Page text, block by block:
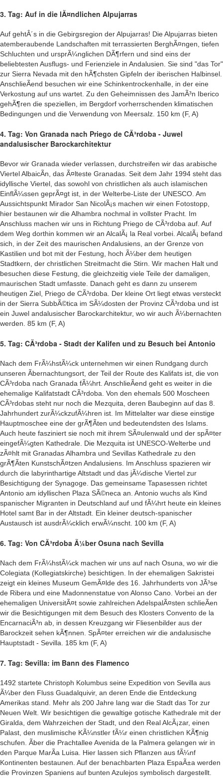
3. Tag: Auf in die lÃ¤ndlichen Alpujarras
Auf gehtÂ´s in die Gebirgsregion der Alpujarras! Die Alpujarras bieten
atemberaubende Landschaften mit terrassierten BerghÃ¤ngen, tiefen
Schluchten und ursprÃ¼nglichen DÃ¶rfern und sind eins der
beliebtesten Ausflugs- und Ferienziele in Andalusien. Sie sind "das Tor"
zur Sierra Nevada mit den hÃ¶chsten Gipfeln der iberischen Halbinsel.
AnschlieÃend besuchen wir eine Schinkentrockenhalle, in der eine
Verkostung auf uns wartet. Zu den Geheimnissen des JamÃ³n Iberico
gehÃ¶ren die speziellen, im Bergdorf vorherrschenden klimatischen
Bedingungen und die Verwendung von Meersalz. 150 km (F, A)
4. Tag: Von Granada nach Priego de CÃ³rdoba - Juwel
andalusischer Barockarchitektur
Bevor wir Granada wieder verlassen, durchstreifen wir das arabische
Viertel AlbaicÃ­n, das Ã¤lteste Granadas. Seit dem Jahr 1994 steht das
idyllische Viertel, das sowohl von christlichen als auch islamischen
EinflÃ¼ssen geprÃ¤gt ist, in der Welterbe-Liste der UNESCO. Am
Aussichtspunkt Mirador San NicolÃ¡s machen wir einen Fotostopp,
hier bestaunen wir die Alhambra nochmal in vollster Pracht. Im
Anschluss machen wir uns in Richtung Priego de CÃ³rdoba auf. Auf
dem Weg dorthin kommen wir an AlcalÃ¡ la Real vorbei. AlcalÃ¡ befand
sich, in der Zeit des maurischen Andalusiens, an der Grenze von
Kastilien und bot mit der Festung, hoch Ã¼ber dem heutigen
Stadtkern, der christlichen Streitmacht die Stirn. Wir machen Halt und
besuchen diese Festung, die gleichzeitig viele Teile der damaligen,
maurischen Stadt umfasste. Danach geht es dann zu unserem
heutigen Ziel, Priego de CÃ³rdoba. Der kleine Ort liegt etwas versteckt
in der Sierra SubbÃ©tica im SÃ¼dosten der Provinz CÃ³rdoba und ist
ein Juwel andalusischer Barockarchitektur, wo wir auch Ã¼bernachten
werden. 85 km (F, A)
5. Tag: CÃ³rdoba - Stadt der Kalifen und zu Besuch bei Antonio
Nach dem FrÃ¼hstÃ¼ck unternehmen wir einen Rundgang durch
unseren Ãbernachtungsort, der Teil der Route des Kalifats ist, die von
CÃ³rdoba nach Granada fÃ¼hrt. AnschlieÃend geht es weiter in die
ehemalige Kalifatstadt CÃ³rdoba. Von den ehemals 500 Moscheen
CÃ³rdobas steht nur noch die Mezquita, deren Baubeginn auf das 8.
Jahrhundert zurÃ¼ckzufÃ¼hren ist. Im Mittelalter war diese einstige
Hauptmoschee eine der grÃ¶Ãten und bedeutendsten des Islams.
Auch heute fasziniert sie noch mit ihrem SÃ¤ulenwald und der spÃ¤ter
eingefÃ¼gten Kathedrale. Die Mezquita ist UNESCO-Welterbe und
zÃ¤hlt mit Granadas Alhambra und Sevillas Kathedrale zu den
grÃ¶Ãten KunstschÃ¤tzen Andalusiens. Im Anschluss spazieren wir
durch die labyrinthartige Altstadt und das jÃ¼dische Viertel zur
Besichtigung der Synagoge. Das gemeinsame Tapasessen richtet
Antonio am idyllischen Plaza SÃ©neca an. Antonio wuchs als Kind
spanischer Migranten in Deutschland auf und fÃ¼hrt heute ein kleines
Hotel samt Bar in der Altstadt. Ein kleiner deutsch-spanischer
Austausch ist ausdrÃ¼cklich erwÃ¼nscht. 100 km (F, A)
6. Tag: Von CÃ³rdoba Ã¼ber Osuna nach Sevilla
Nach dem FrÃ¼hstÃ¼ck machen wir uns auf nach Osuna, wo wir die
Colegiata (Kollegiatskirche) besichtigen. In der ehemaligen Sakristei
zeigt ein kleines Museum GemÃ¤lde des 16. Jahrhunderts von JÃ³se
de Ribera und eine Madonnenstatue von Alonso Cano. Vorbei an der
ehemaligen UniversitÃ¤t sowie zahlreichen AdelspalÃ¤sten schlieÃen
wir die Besichtigungen mit dem Besuch des Klosters Convento de la
EncarnaciÃ³n ab, in dessen Kreuzgang wir Fliesenbilder aus der
Barockzeit sehen kÃ¶nnen. SpÃ¤ter erreichen wir die andalusische
Hauptstadt - Sevilla. 185 km (F, A)
7. Tag: Sevilla: im Bann des Flamenco
1492 startete Christoph Kolumbus seine Expedition von Sevilla aus
Ã¼ber den Fluss Guadalquivir, an deren Ende die Entdeckung
Amerikas stand. Mehr als 200 Jahre lang war die Stadt das Tor zur
Neuen Welt. Wir besichtigen die gewaltige gotische Kathedrale mit der
Giralda, dem Wahrzeichen der Stadt, und den Real AlcÃ¡zar, einen
Palast, den muslimische KÃ¼nstler fÃ¼r einen christlichen KÃ¶nig
schufen. Ãber die Prachtallee Avenida de la Palmera gelangen wir in
den Parque MarÃ­a Luisa. Hier lassen sich Pflanzen aus fÃ¼nf
Kontinenten bestaunen. Auf der benachbarten Plaza EspaÃ±a werden
die Provinzen Spaniens auf bunten Azulejos symbolisch dargestellt.